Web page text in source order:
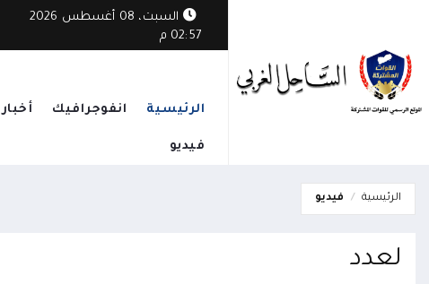
السبت، 08 أغسطس 2026
02:57 م
الرئيسية انفوجرافيك أخبار
فيديو
الرئيسية فيديو
لعدد